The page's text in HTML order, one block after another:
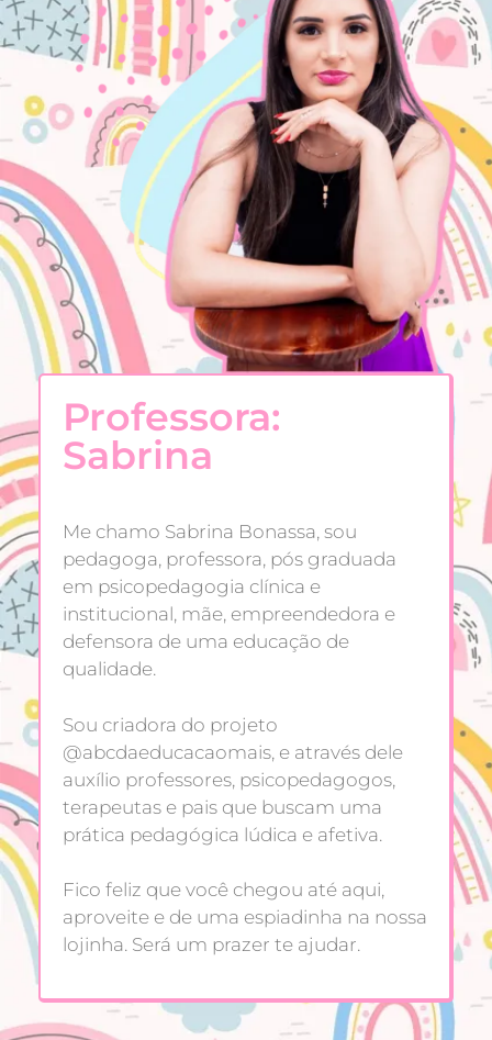
Professora:
Sabrina
Me chamo Sabrina Bonassa, sou
pedagoga, professora, pós graduada
em psicopedagogia clínica e
institucional, mãe, empreendedora e
defensora de uma educação de
qualidade.
Sou criadora do projeto
@abcdaeducacaomais, e através dele
auxílio professores, psicopedagogos,
terapeutas e pais que buscam uma
prática pedagógica lúdica e afetiva.
Fico feliz que você chegou até aqui,
aproveite e de uma espiadinha na nossa
lojinha. Será um prazer te ajudar.